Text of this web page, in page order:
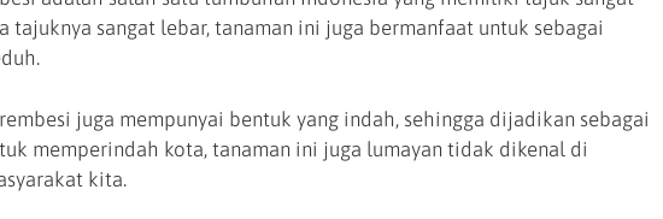
tajuknya sangat lebar, tanaman ini juga bermanfaat untuk sebagai
juga mempunyai bentuk yang indah, sehingga dijadikan sebagai
memperindah kota, tanaman ini juga lumayan tidak dikenal di
kita.